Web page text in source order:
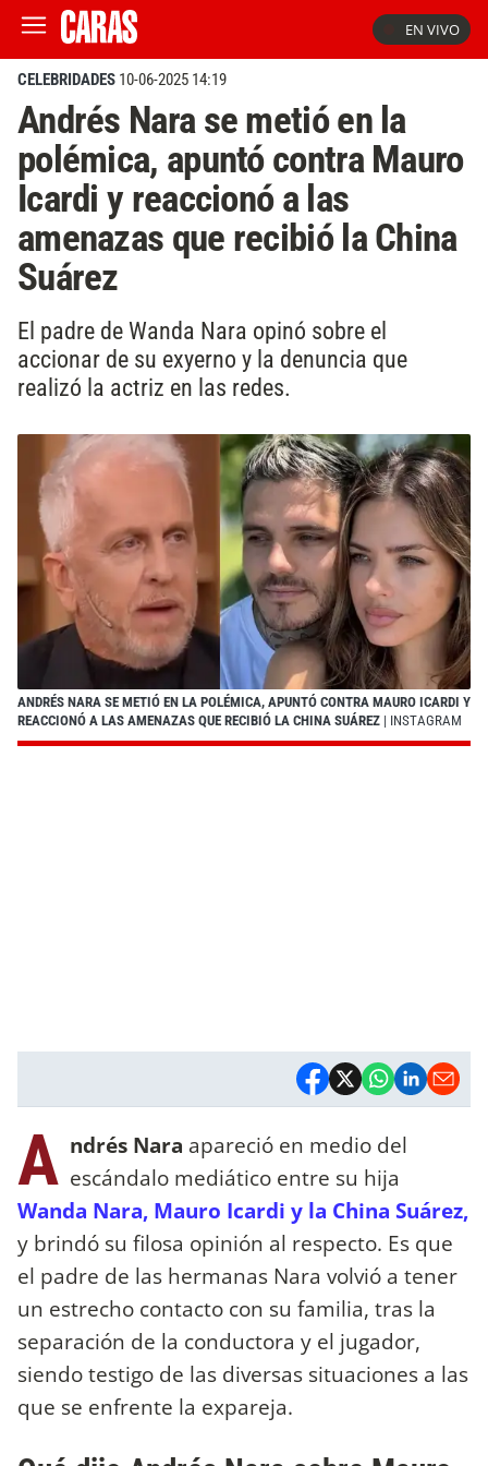
EN VIVO
CELEBRIDADES 10-06-2025 14:19
Andrés Nara se metió en la
polémica, apuntó contra Mauro
Icardi y reaccionó a las
amenazas que recibió la China
Suárez
El padre de Wanda Nara opinó sobre el
accionar de su exyerno y la denuncia que
realizó la actriz en las redes.
ANDRÉS NARA SE METIÓ EN LA POLÉMICA, APUNTÓ CONTRA MAURO ICARDI Y
REACCIONÓ A LAS AMENAZAS QUE RECIBIÓ LA CHINA SUÁREZ | INSTAGRAM
A ndrés Nara apareció en medio del
escándalo mediático entre su hija
Wanda Nara, Mauro Icardi y la China Suárez,
y brindó su filosa opinión al respecto. Es que
el padre de las hermanas Nara volvió a tener
un estrecho contacto con su familia, tras la
separación de la conductora y el jugador,
siendo testigo de las diversas situaciones a las
que se enfrente la expareja.